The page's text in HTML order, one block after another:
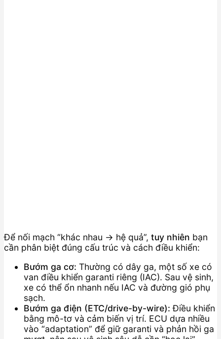
Để nối mạch “khác nhau → hệ quả”, tuy nhiên bạn
cần phân biệt đúng cấu trúc và cách điều khiển:
Bướm ga cơ: Thường có dây ga, một số xe có
van điều khiển garanti riêng (IAC). Sau vệ sinh,
xe có thể ổn nhanh nếu IAC và đường gió phụ
sạch.
Bướm ga điện (ETC/drive-by-wire): Điều khiển
bằng mô-tơ và cảm biến vị trí. ECU dựa nhiều
vào “adaptation” để giữ garanti và phản hồi ga